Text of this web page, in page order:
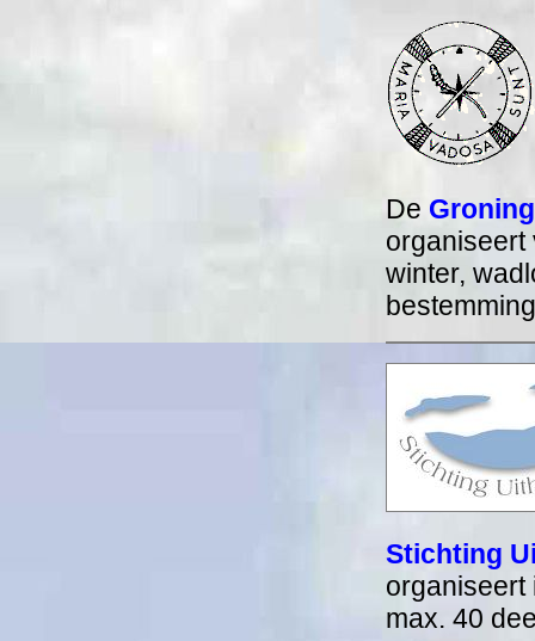
De
organiseert
winter,
Stichting
organiseert
max. 40